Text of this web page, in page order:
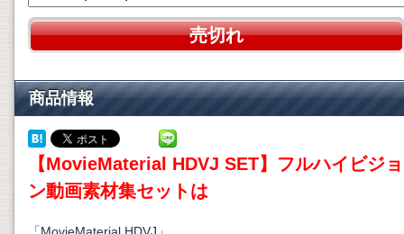
売切れ
商品情報
【MovieMaterial HDVJ SET】フルハイビジョ
ン動画素材集セットは